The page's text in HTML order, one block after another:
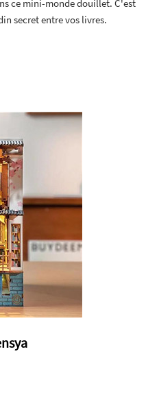
ce mini-monde douillet. C'est
secret entre vos livres.